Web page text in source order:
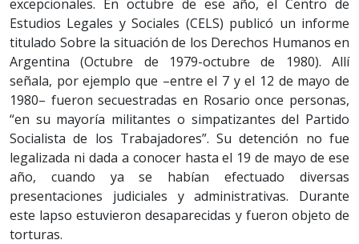
excepcionales. En octubre de ese año, el Centro de
Estudios Legales y Sociales (CELS) publicó un informe
titulado Sobre la situación de los Derechos Humanos en
Argentina (Octubre de 1979-octubre de 1980). Allí
señala, por ejemplo que –entre el 7 y el 12 de mayo de
1980– fueron secuestradas en Rosario once personas,
“en su mayoría militantes o simpatizantes del Partido
Socialista de los Trabajadores”. Su detención no fue
legalizada ni dada a conocer hasta el 19 de mayo de ese
año, cuando ya se habían efectuado diversas
presentaciones judiciales y administrativas. Durante
este lapso estuvieron desaparecidas y fueron objeto de
torturas.